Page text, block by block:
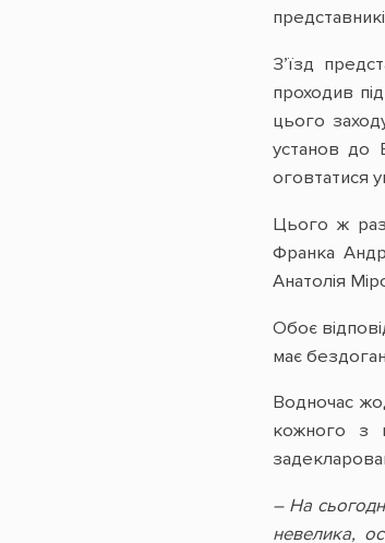
З’їзд
проходив
цього
установ до
оговтатися
Цього ж
Франка
Анатолія
Обоє
має
Водночас
кожного з
– На
невелика,